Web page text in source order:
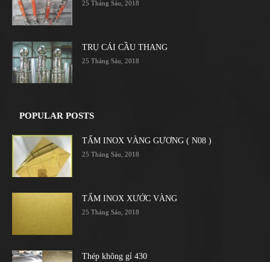
25 Tháng Sáu, 2018
TRỤ CÁI CẦU THANG
25 Tháng Sáu, 2018
POPULAR POSTS
TẤM INOX VÀNG GƯƠNG ( N08 )
25 Tháng Sáu, 2018
TẤM INOX XƯỚC VÀNG
25 Tháng Sáu, 2018
Thép không gỉ 430